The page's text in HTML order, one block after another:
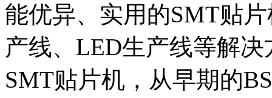
能优异、实用的SMT贴
产线、LED生产线等解
SMT贴片机，从早期的